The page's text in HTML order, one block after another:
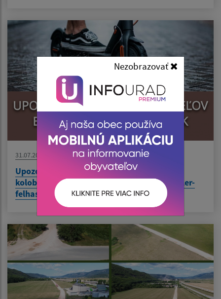
Nezobrazovať
31.07.2026
Upozornenie pre používateľov elektrických
kolobežiek / Figyelmeztetés elektromos roller-
felhasználók részére